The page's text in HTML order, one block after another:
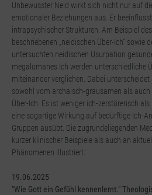
Unbewusster Neid wirkt sich nicht nur auf
emotionaler Beziehungen aus. Er
intrapsychischer Strukturen. Am Beispiel
beschriebenen „neidischen Über-Ich“ sowie
untersuchten neidischen Usurpation
megalomanes Ich werden unterschiedliche
miteinander verglichen. Dabei unterscheidet
sowohl vom archaisch-grausamen als
Über-Ich. Es ist weniger ich-zerstörerisch
eine sogartige Wirkung auf bedürftige Ich-
Gruppen ausübt. Die zugrundeliegenden
kurzer klinischer Beispiele als auch an
Phänomenen illustriert.
19.06.2025
"Wie Gott ein Gefühl kennenlernt."